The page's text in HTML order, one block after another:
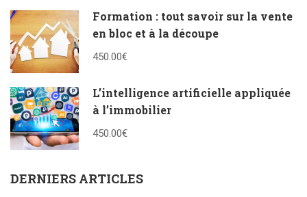
Formation : tout savoir sur la vente
en bloc et à la découpe
450.00€
L’intelligence artificielle appliquée
à l’immobilier
450.00€
DERNIERS ARTICLES